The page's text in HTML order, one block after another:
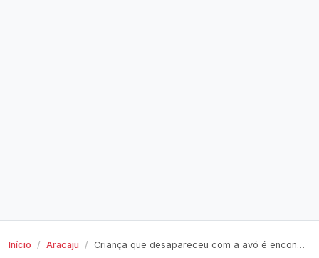
Início Aracaju Criança que desapareceu com a avó é encontrada em pousada no bairro Atalaia